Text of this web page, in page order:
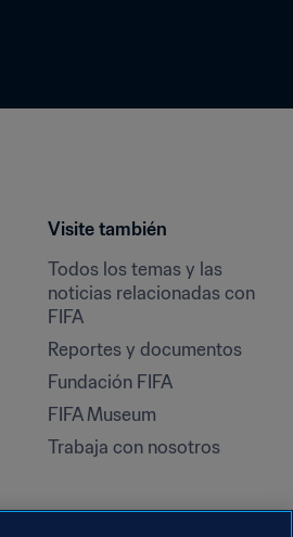
Visite también
Todos los temas y las
noticias relacionadas con
FIFA
Reportes y documentos
Fundación FIFA
FIFA Museum
Trabaja con nosotros